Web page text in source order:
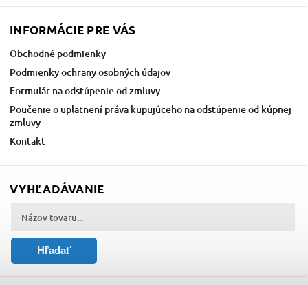
INFORMÁCIE PRE VÁS
Obchodné podmienky
Podmienky ochrany osobných údajov
Formulár na odstúpenie od zmluvy
Poučenie o uplatnení práva kupujúceho na odstúpenie od kúpnej
zmluvy
Kontakt
VYHĽADÁVANIE
Hľadať